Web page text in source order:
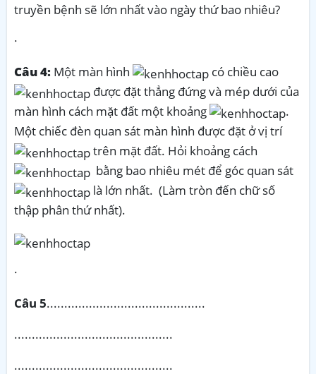
truyền bệnh sẽ lớn nhất vào ngày thứ bao nhiêu?
·
Câu 4: Một màn hình
có chiều cao
được đặt thẳng đứng và mép dưới của
màn hình cách mặt đất một khoảng
.
Một chiếc đèn quan sát màn hình được đặt ở vị trí
trên mặt đất. Hỏi khoảng cách
bằng bao nhiêu mét để góc quan sát
là lớn nhất. (Làm tròn đến chữ số
thập phân thứ nhất).
·
Câu 5.............................................
.............................................
.............................................